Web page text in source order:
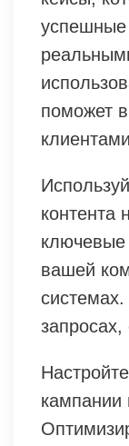
успешные
поможет
контента
ключевые
вашей
кампании